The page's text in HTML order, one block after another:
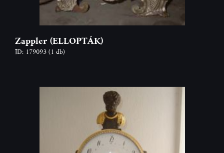
Zappler (ELLOPTÁK)
ID: 179093(1 db)